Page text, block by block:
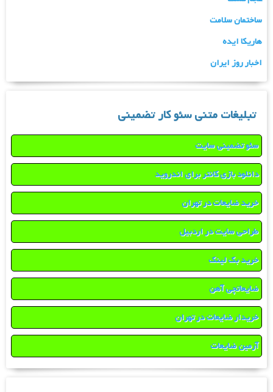
ساختمان سلامت
هاریکا ایده
اخبار روز ایران
تبلیغات متنی سئو کار تضمینی
سئو تضمینی سایت
دانلود بازی کانتر برای اندروید
خرید ضایعات در تهران
طراحی سایت در اردبیل
خرید بک لینک
ضایعاتچی آهن
خریدار ضایعات در تهران
آرمین ضایعات